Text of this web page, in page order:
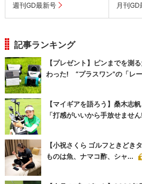
週刊GD最新号 月刊
記事ランキング
【プレゼント】ピンまでを測
わった! “プラスワン”の「レ
【マイギアを語ろう】桑木志
「打感がいいから手放せません!
【小祝さくら ゴルフときど
ものは魚、ナマコ酢、シャ...